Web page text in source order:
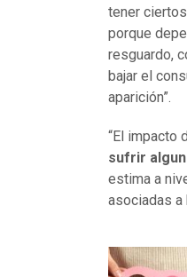
tener
porque
resguardo,
bajar el
aparición”.
“El impacto
sufrir
estima a
asociadas a